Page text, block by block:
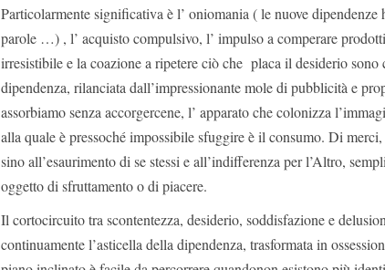
Particolarmente significativa è l’ oniomania ( le nuove dipendenze
parole …) , l’ acquisto compulsivo, l’ impulso a comperare
irresistibile e la coazione a ripetere ciò che placa il desiderio sono
dipendenza, rilanciata dall’impressionante mole di pubblicità e
assorbiamo senza accorgercene, l’ apparato che colonizza
alla quale è pressoché impossibile sfuggire è il consumo. Di merci,
sino all’esaurimento di se stessi e all’indifferenza per l’Altro,
oggetto di sfruttamento o di piacere.
Il cortocircuito tra scontentezza, desiderio, soddisfazione e
continuamente l’asticella della dipendenza, trasformata in